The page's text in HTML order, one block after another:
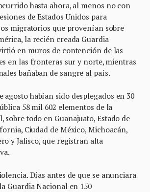
hasta ahora, al menos no con
de Estados Unidos para
migratorios que provenían sobre
la recién creada Guardia
en muros de contención de las
en las fronteras sur y norte, mientras
bañaban de sangre al país.
agosto habían sido desplegados en 30
58 mil 602 elementos de la
sobre todo en Guanajuato, Estado de
Ciudad de México, Michoacán,
y Jalisco, que registran alta
Días antes de que se anunciara
Guardia Nacional en 150